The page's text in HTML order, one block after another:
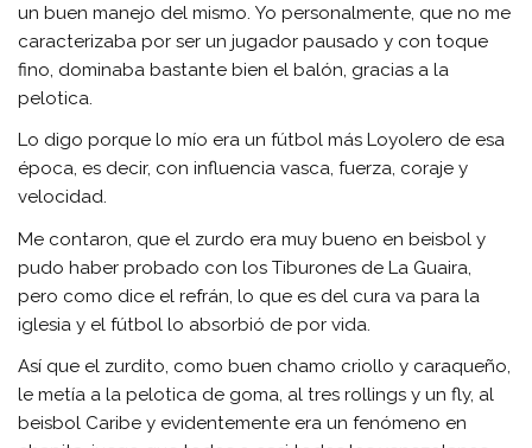
un buen manejo del mismo. Yo personalmente, que no me
caracterizaba por ser un jugador pausado y con toque
fino, dominaba bastante bien el balón, gracias a la
pelotica.
Lo digo porque lo mío era un fútbol más Loyolero de esa
época, es decir, con influencia vasca, fuerza, coraje y
velocidad.
Me contaron, que el zurdo era muy bueno en beisbol y
pudo haber probado con los Tiburones de La Guaira,
pero como dice el refrán, lo que es del cura va para la
iglesia y el fútbol lo absorbió de por vida.
Así que el zurdito, como buen chamo criollo y caraqueño,
le metía a la pelotica de goma, al tres rollings y un fly, al
beisbol Caribe y evidentemente era un fenómeno en